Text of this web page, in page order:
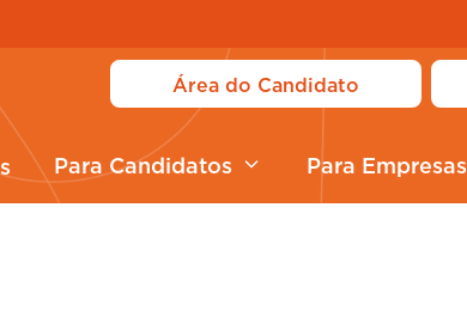
Área do Candidato
Para Candidatos Para Empresas